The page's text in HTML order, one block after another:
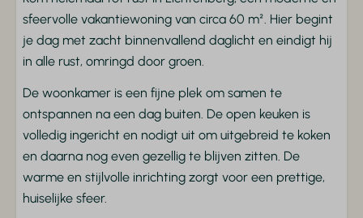
Rookmelder
Ligging
Vrijstaand
Op een resort
Toegankelijkheid
Gelijkvloers
sfeervolle vakantiewoning van circa 60 m². Hier begint
je dag met zacht binnenvallend daglicht en eindigt hij
in alle rust, omringd door groen.
De woonkamer is een fijne plek om samen te
ontspannen na een dag buiten. De open keuken is
volledig ingericht en nodigt uit om uitgebreid te koken
en daarna nog even gezellig te blijven zitten. De
warme en stijlvolle inrichting zorgt voor een prettige,
huiselijke sfeer.